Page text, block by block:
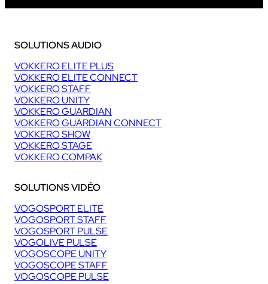
SOLUTIONS AUDIO
VOKKERO ELITE PLUS
VOKKERO ELITE CONNECT
VOKKERO STAFF
VOKKERO UNITY
VOKKERO GUARDIAN
VOKKERO GUARDIAN CONNECT
VOKKERO SHOW
VOKKERO STAGE
VOKKERO COMPAK
SOLUTIONS VIDÉO
VOGOSPORT ELITE
VOGOSPORT STAFF
VOGOSPORT PULSE
VOGOLIVE PULSE
VOGOSCOPE UNITY
VOGOSCOPE STAFF
VOGOSCOPE PULSE